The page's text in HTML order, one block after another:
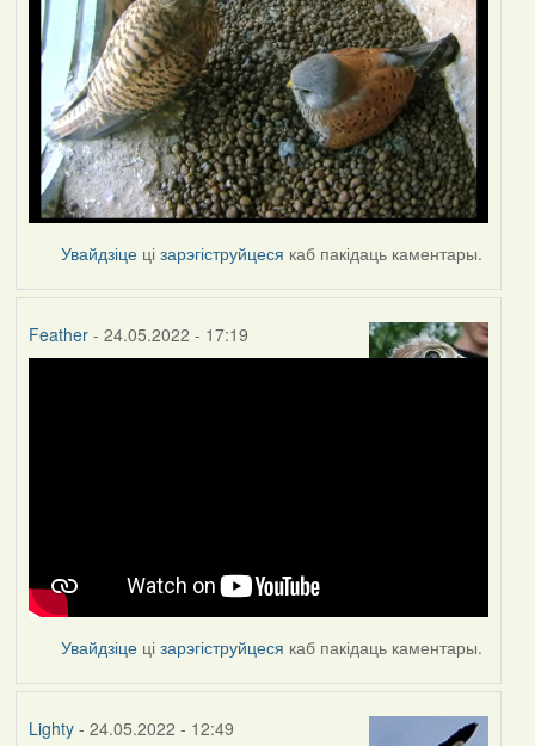
Увайдзіце цізарэгіструйцеся каб пакідаць каментары.
Feather- 24.05.2022 - 17:19
Увайдзіце цізарэгіструйцеся каб пакідаць каментары.
Lighty- 24.05.2022 - 12:49